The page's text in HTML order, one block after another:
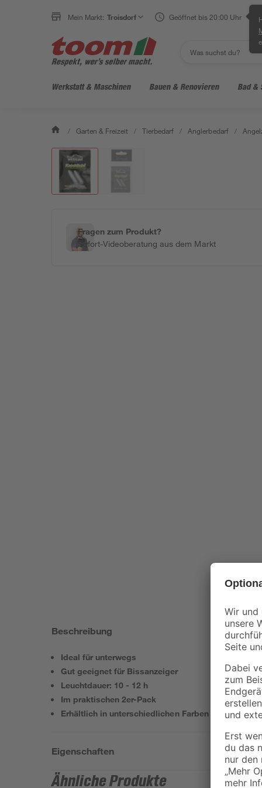
Mein Markt: Troisdorf Geöffnet bis 20:00 Uhr
Werkstatt & Maschinen Bauen & Renovieren Bad &
/ Garten & Freizeit / Tierbedarf / Anglerbedarf /
Fragen zum Produkt?
Sofort-Videoberatung aus dem Markt
Beschreibung
Ideal für unterwegs
Gut geeignet für Bissanzeiger
Leuchtdauer: 10 - 12 h
Im praktischen 2er-Pack
Erhältlich in unterschiedlichen Farben
Eigenschaften
Ähnliche Produkte